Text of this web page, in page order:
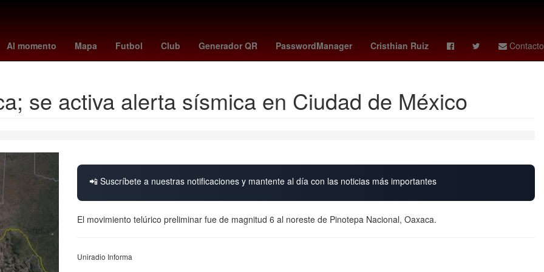
Al momento Mapa Futbol Club Generador QR PasswordManager Cristhian Ruiz Contacto
Rosario Incendio Asamblea disney plus hugo aguilar ortiz candidato Racing Club Arturo Carmona
se activa alerta sísmica en Ciudad de México
📲 Suscríbete a nuestras notificaciones y mantente al día con las noticias más importantes
El movimiento telúrico preliminar fue de magnitud 6 al noreste de Pinotepa Nacional, Oaxaca.
Uniradio Informa